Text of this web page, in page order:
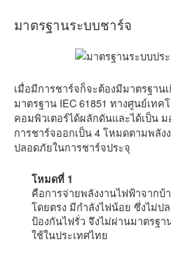
มาตรฐานระบบชาร์จ
เมื่อมีการชาร์จก็จะต้องมีมาตรฐาน
มาตรฐาน IEC 61851 ทางศูนย์เท
คอมพิวเตอร์ได้ผลักดันและได้เป็น
การชาร์จออกเป็น 4 โหมดตามพลัง
ปลอดภัยในการชาร์จประจุ
โหมดที่ 1
คือการจ่ายพลังงานไฟฟ้าจากบ้
โดยตรง มีกำลังไฟน้อย ซึ่งไม่ป
ป้องกันไฟรั่ว จึงไม่ผ่านมาตรฐ
ใช้ในประเทศไทย